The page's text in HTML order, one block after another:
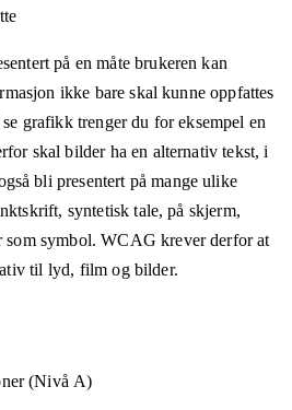
på en måte brukeren kan
ikke bare skal kunne oppfattes
grafikk trenger du for eksempel en
skal bilder ha en alternativ tekst, i
bli presentert på mange ulike
syntetisk tale, på skjerm,
som symbol. WCAG krever derfor at
til lyd, film og bilder.
(Nivå A)